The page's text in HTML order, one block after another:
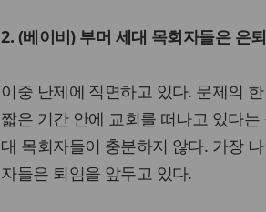
2. (베이비) 부머 세대 목회자들은 은
이중 난제에 직면하고 있다. 문제의
짧은 기간 안에 교회를 떠나고 있다
대 목회자들이 충분하지 않다. 가장
자들은 퇴임을 앞두고 있다.